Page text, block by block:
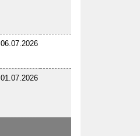
06.07.2026
01.07.2026